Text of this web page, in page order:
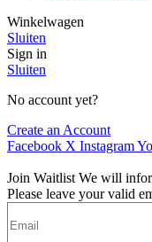
Winkelwagen
Sluiten
Sign in
Sluiten
No account yet?
Create an Account
Facebook X Instagram
Join Waitlist We will
Please leave your valid